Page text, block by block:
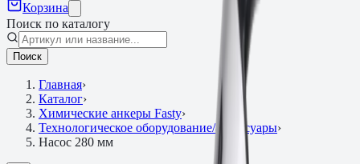
Корзина
Поиск по каталогу
Поиск
Главная›
Каталог›
Химические анкеры Fasty›
Технологическое оборудование/аксессуары›
Насос 280 мм